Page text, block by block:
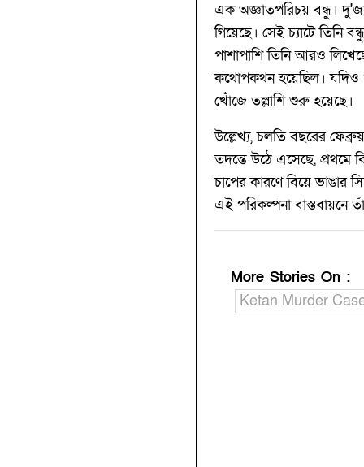
এক অজ্ঞাতপরিচয় বন্ধু।
গিয়েছে। সেই চ্যাটে তিনি
পাশাপাশি তিনি আরও
কথোপকথন হয়েছিল। যদিও
খোঁজে তল্লাশি শুরু হয়েছে।
উল্লেখ্য, চলতি বছরের
তদন্তে উঠে এসেছে, প্রথমে
চাপের কারণে বিয়ে ভাঙার
এই পরিকল্পনা বাস্তবায়নে
More Stories On :
Ketan Murder